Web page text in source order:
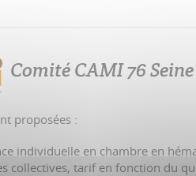
Comité CAMI 76
proposées :
individuelle en chambre en
collectives, tarif en fonction du